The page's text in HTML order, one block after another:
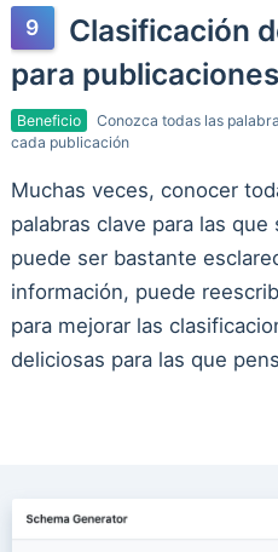
Clasificación
para publicaciones
Beneficio
Conozca todas las
cada publicación
Muchas veces, conocer
palabras clave para las
puede ser bastante
información, puede
para mejorar las
deliciosas para las que